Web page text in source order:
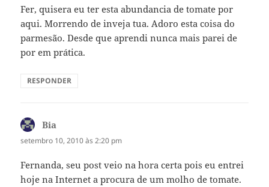
Fer, quisera eu ter esta abundancia de tomate por
aqui. Morrendo de inveja tua. Adoro esta coisa do
parmesão. Desde que aprendi nunca mais parei de
por em prática.
RESPONDER
Bia
setembro 10, 2010 às 2:20 pm
Fernanda, seu post veio na hora certa pois eu entrei
hoje na Internet a procura de um molho de tomate.